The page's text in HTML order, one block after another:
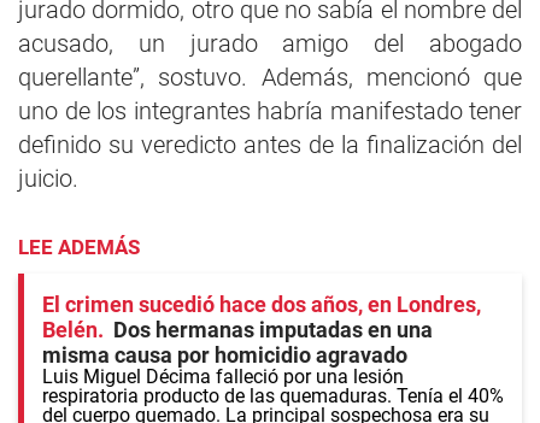
jurado dormido, otro que no sabía el nombre del
acusado, un jurado amigo del abogado
querellante”, sostuvo. Además, mencionó que
uno de los integrantes habría manifestado tener
definido su veredicto antes de la finalización del
juicio.
LEE ADEMÁS
El crimen sucedió hace dos años, en Londres,
Belén
Dos hermanas imputadas en una
misma causa por homicidio agravado
Luis Miguel Décima falleció por una lesión
respiratoria producto de las quemaduras. Tenía el 40%
del cuerpo quemado. La principal sospechosa era su